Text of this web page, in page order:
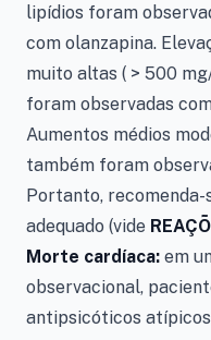
lipídios foram
com olanzapina.
muito altas ( > 500
foram observadas
Aumentos médios
também foram
Portanto,
adequado (vide
Morte cardíaca: em
observacional,
antipsicóticos